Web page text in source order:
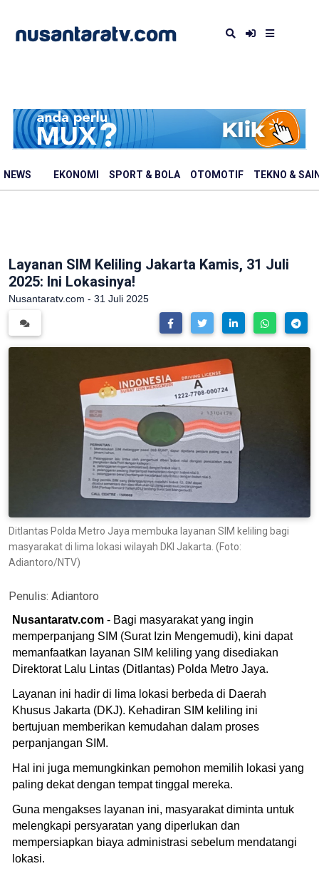
NEWS EKONOMI SPORT & BOLA OTOMOTIF TEKNO &
Layanan SIM Keliling Jakarta Kamis, 31 Juli
2025: Ini Lokasinya!
Nusantaratv.com - 31 Juli 2025
Ditlantas Polda Metro Jaya membuka layanan SIM keliling bagi
masyarakat di lima lokasi wilayah DKI Jakarta. (Foto:
Adiantoro/NTV)
Penulis: Adiantoro
Nusantaratv.com - Bagi masyarakat yang ingin
memperpanjang SIM (Surat Izin Mengemudi), kini dapat
memanfaatkan layanan SIM keliling yang disediakan
Direktorat Lalu Lintas (Ditlantas) Polda Metro Jaya.
Layanan ini hadir di lima lokasi berbeda di Daerah
Khusus Jakarta (DKJ). Kehadiran SIM keliling ini
bertujuan memberikan kemudahan dalam proses
perpanjangan SIM.
Hal ini juga memungkinkan pemohon memilih lokasi yang
paling dekat dengan tempat tinggal mereka.
Guna mengakses layanan ini, masyarakat diminta untuk
melengkapi persyaratan yang diperlukan dan
mempersiapkan biaya administrasi sebelum mendatangi
lokasi.